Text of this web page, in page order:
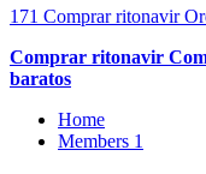
171 Comprar ritonavir
Comprar ritonavir
baratos
Home
Members 1